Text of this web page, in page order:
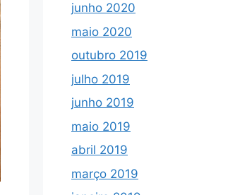
junho 2020
maio 2020
outubro 2019
julho 2019
junho 2019
maio 2019
abril 2019
março 2019